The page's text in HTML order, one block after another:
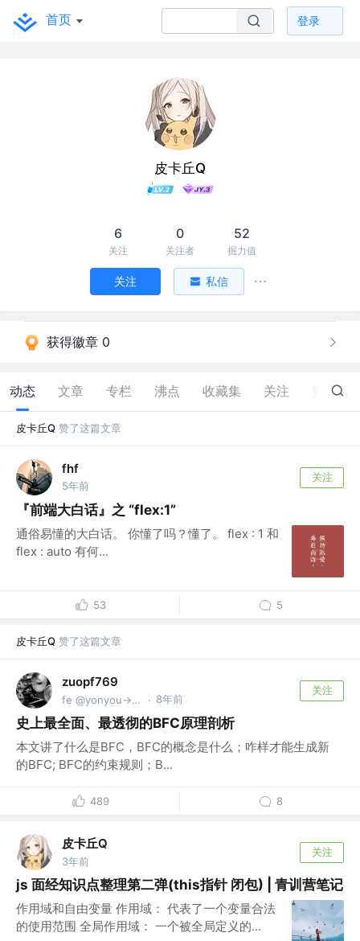
首页 登录
皮卡丘Q
6
关注
0
关注者
52
掘力值
关注 私信
获得徽章 0
动态 文章 专栏 沸点 收藏集 关注 6
皮卡丘Q 赞了这篇文章
fhf
5年前
关注
『前端大白话』之 “flex:1”
通俗易懂的大白话。 你懂了吗？懂了。 flex : 1 和
flex : auto 有何...
53 5
皮卡丘Q 赞了这篇文章
zuopf769
fe @yonyou->baidu->ofo->mtdp · 8年前
关注
史上最全面、最透彻的BFC原理剖析
本文讲了什么是BFC，BFC的概念是什么；咋样才能生成新
的BFC; BFC的约束规则；B...
489 8
皮卡丘Q
3年前
关注
js 面经知识点整理第二弹(this指针 闭包) | 青训营笔记
作用域和自由变量 作用域： 代表了一个变量合法
的使用范围 全局作用域： 一个被全局定义的...